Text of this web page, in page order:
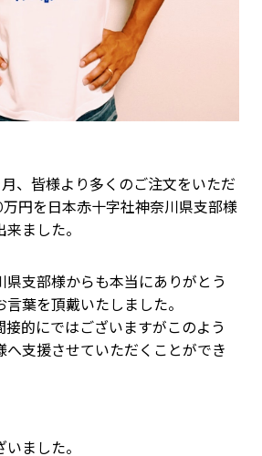
、皆様より多くのご注文をいただ
円を日本赤十字社神奈川県支部様
ました。
県支部様からも本当にありがとう
葉を頂戴いたしました。
接的にではございますがこのよう
へ支援させていただくことができ
ました。